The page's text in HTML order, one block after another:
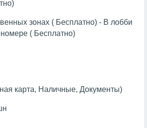
зонах ( Бесплатно) - В лобби
( Бесплатно)
карта, Наличные, Документы)